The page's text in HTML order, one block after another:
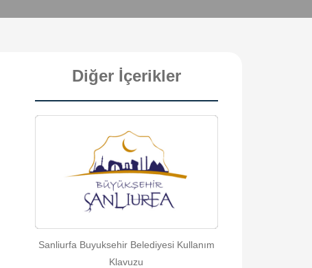
Diğer İçerikler
Sanliurfa Buyuksehir Belediyesi Kullanım
Klavuzu